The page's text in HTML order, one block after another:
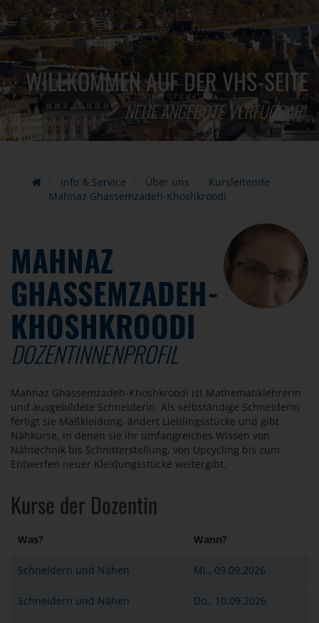
WILLKOMMEN AUF DER VHS-SEITE
NEUE ANGEBOTE VERFÜGBAR!
Info & Service Über uns
Kursleitende
Mahnaz Ghassemzadeh-Khoshkroodi
MAHNAZ
GHASSEMZADEH-
KHOSHKROODI
DOZENTINNENPROFIL
Mahnaz Ghassemzadeh-Khoshkroodi ist Mathematiklehrerin
und ausgebildete Schneiderin. Als selbständige Schneiderin
fertigt sie Maßkleidung, ändert Lieblingsstücke und gibt
Nähkurse, in denen sie ihr umfangreiches Wissen von
Nähtechnik bis Schnitterstellung, von Upcycling bis zum
Entwerfen neuer Kleidungsstücke weitergibt.
Kurse der Dozentin
Was? Wann?
Schneidern und Nähen Mi., 09.09.2026
Schneidern und Nähen Do., 10.09.2026